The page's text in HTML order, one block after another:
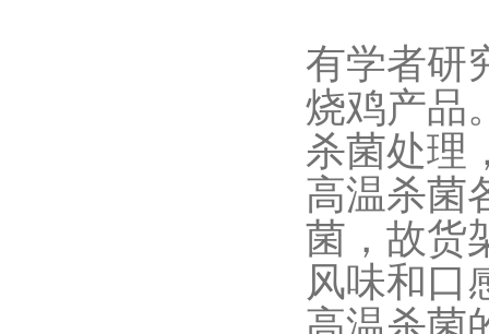
有学者研
烧鸡产品
杀菌处理
高温杀菌
菌，故货
风味和口